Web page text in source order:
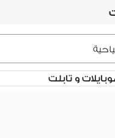
و تابلت